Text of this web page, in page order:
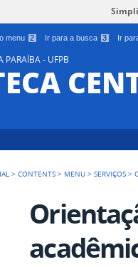
menu 2 Ir para a busca 3 Ir
PARAÍBA - UFPB
>CONTENTS > MENU >SERVIÇOS >